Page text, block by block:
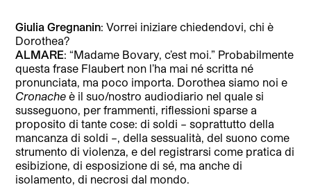
Giulia Gregnanin: Vorrei iniziare chiedendovi, chi è
Dorothea?
ALMARE: “Madame Bovary, c’est moi.” Probabilmente
questa frase Flaubert non l’ha mai né scritta né
pronunciata, ma poco importa. Dorothea siamo noi e
Cronache è il suo/nostro audiodiario nel quale si
susseguono, per frammenti, riflessioni sparse a
proposito di tante cose: di soldi – soprattutto della
mancanza di soldi –, della sessualità, del suono come
strumento di violenza, e del registrarsi come pratica di
esibizione, di esposizione di sé, ma anche di
isolamento, di necrosi dal mondo.